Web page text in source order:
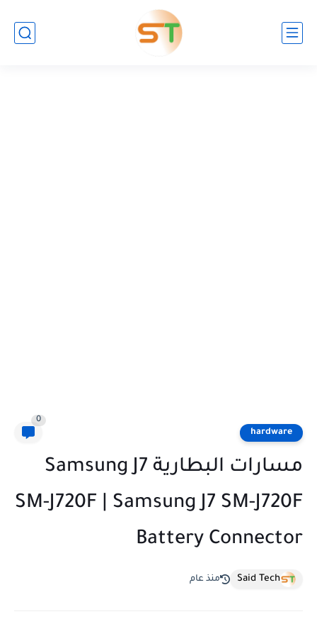
hardware
0
مسارات البطارية Samsung J7
SM-J720F | Samsung J7 SM-J720F
Battery Connector
Said Tech منذ عام